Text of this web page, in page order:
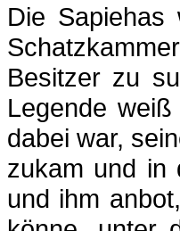
Die
Besitzer zu
Legende
dabei war,
zukam und in
und ihm